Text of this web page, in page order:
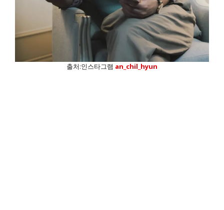
출처:인스타그램 an_chil_hyun